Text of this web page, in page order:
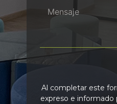
Al completar este
expreso e informado